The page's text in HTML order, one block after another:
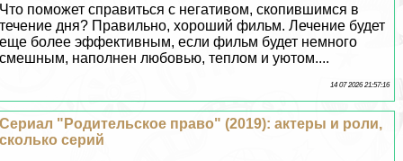
Что поможет справиться с негативом, скопившимся в
течение дня? Правильно, хороший фильм. Лечение будет
еще более эффективным, если фильм будет немного
смешным, наполнен любовью, теплом и уютом....
14 07 2026 21:57:16
Сериал "Родительское право" (2019): актеры и роли,
сколько серий